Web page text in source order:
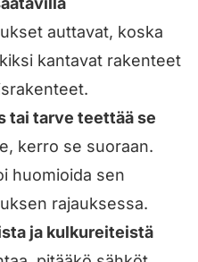
auttavat, koska
kantavat rakenteet
tai tarve teettää se
kerro se suoraan.
huomioida sen
rajauksessa.
ja kulkureiteistä